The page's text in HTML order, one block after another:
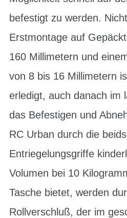
befestigt zu werden.
Erstmontage auf
160 Millimetern und
von 8 bis 16 Millimetern
erledigt, auch danach im
das Befestigen und
RC Urban durch die
Entriegelungsgriffe
Volumen bei 10
Tasche bietet, werden
Rollverschluß, der im